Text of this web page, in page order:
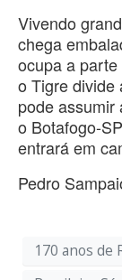
Vivendo
chega
ocupa a
o Tigre divide
pode assumir
o Botafogo-
entrará em
Pedro
170 anos de